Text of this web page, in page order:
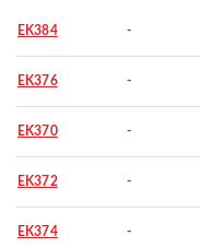
EK384 -
EK376 -
EK370 -
EK372 -
EK374 -